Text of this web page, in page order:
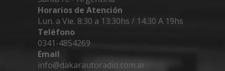
Horarios de Atención
Lun. a Vie. 8:30 a 13:30hs / 14:30 A 19hs
Teléfono
0341-4854269
Email
info@dakarautoradio.com.ar